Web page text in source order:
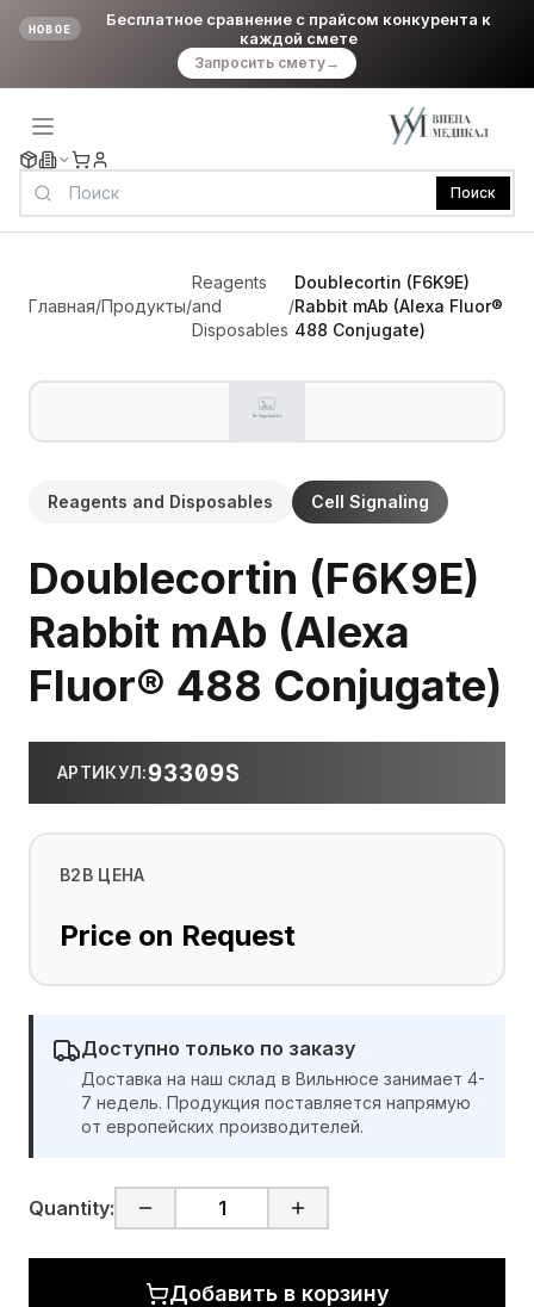
НОВОЕ
Бесплатное сравнение с прайсом конкурента к
каждой смете
Запросить смету→
Поиск
Главная/Продукты/
Reagents
and
Disposables
/
Doublecortin (F6K9E)
Rabbit mAb (Alexa Fluor®
488 Conjugate)
Reagents and Disposables Cell Signaling
Doublecortin (F6K9E)
Rabbit mAb (Alexa
Fluor® 488 Conjugate)
АРТИКУЛ:93309S
B2B ЦЕНА
Price on Request
Доступно только по заказу
Доставка на наш склад в Вильнюсе занимает 4-
7 недель. Продукция поставляется напрямую
от европейских производителей.
Quantity:
Добавить в корзину